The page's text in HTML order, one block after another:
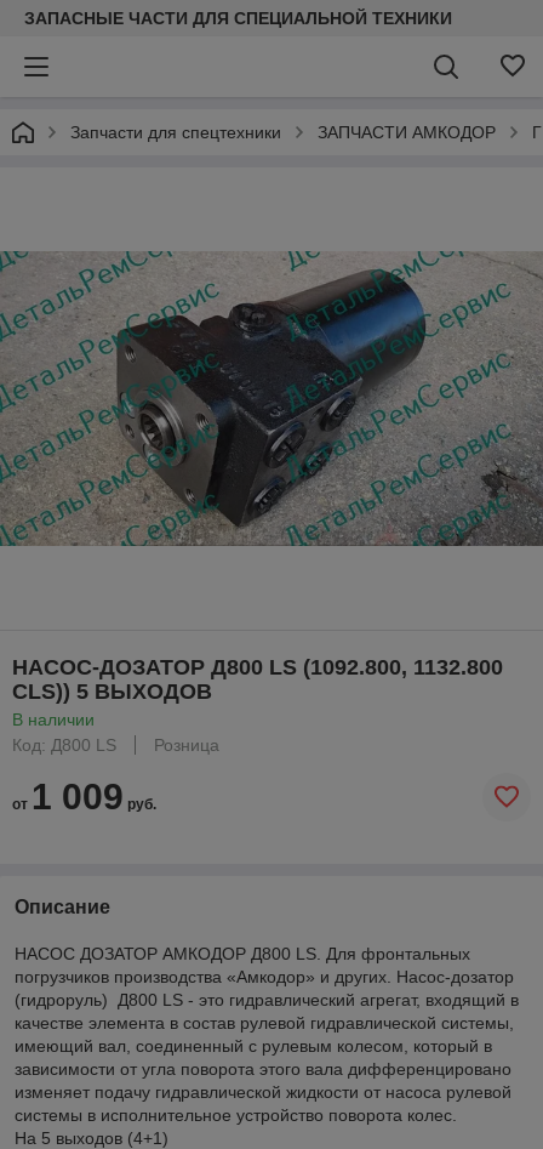
ЗАПАСНЫЕ ЧАСТИ ДЛЯ СПЕЦИАЛЬНОЙ ТЕХНИКИ
Запчасти для спецтехники ЗАПЧАСТИ АМКОДОР
НАСОС-ДОЗАТОР Д800 LS (1092.800, 1132.800
CLS)) 5 ВЫХОДОВ
В наличии
Код: Д800 LS
Розница
от 1 009 руб.
Описание
НАСОС ДОЗАТОР АМКОДОР Д800 LS. Для фронтальных
погрузчиков производства «Амкодор» и других. Насос-дозатор
(гидроруль) Д800 LS - это гидравлический агрегат, входящий в
качестве элемента в состав рулевой гидравлической системы,
имеющий вал, соединенный с рулевым колесом, который в
зависимости от угла поворота этого вала дифференцировано
изменяет подачу гидравлической жидкости от насоса рулевой
системы в исполнительное устройство поворота колес.
На 5 выходов (4+1)